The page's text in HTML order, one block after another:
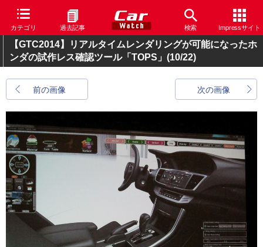
カテゴリ 過去記事 検索 Impressサイト
【GTC2014】リアルタイムレンダリングが可能になったホ
ンダの試作レス確認ツール「TOPS」 (10/22)
前の画像 次の画像